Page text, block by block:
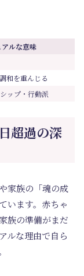
アルな意味
和を重んじる
ップ・行動派
超過の深
家族の「魂の成
います。赤ちゃ
族の準備がまだ
ルな理由で自ら